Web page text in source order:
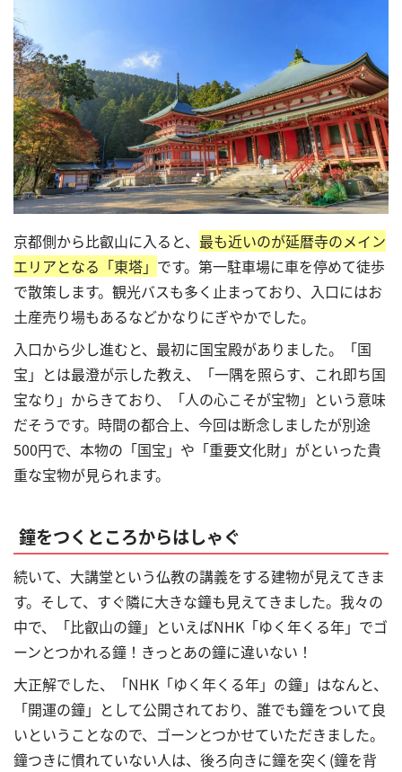
京都側から比叡山に入ると、 最も近いのが延暦寺のメイン
エリアとなる「東塔」 です。第一駐車場に車を停めて徒歩
で散策します。観光バスも多く止まっており、入口にはお
土産売り場もあるなどかなりにぎやかでした。
入口から少し進むと、最初に国宝殿がありました。「国
宝」とは最澄が示した教え、「一隅を照らす、これ即ち国
宝なり」からきており、「人の心こそが宝物」という意味
だそうです。時間の都合上、今回は断念しましたが別途
500円で、本物の「国宝」や「重要文化財」がといった貴
重な宝物が見られます。
鐘をつくところからはしゃぐ
続いて、大講堂という仏教の講義をする建物が見えてきま
す。そして、すぐ隣に大きな鐘も見えてきました。我々の
中で、「比叡山の鐘」といえばNHK「ゆく年くる年」でゴ
ーンとつかれる鐘！きっとあの鐘に違いない！
大正解でした、「NHK「ゆく年くる年」の鐘」はなんと、
「開運の鐘」として公開されており、誰でも鐘をついて良
いということなので、ゴーンとつかせていただきました。
鐘つきに慣れていない人は、後ろ向きに鐘を突く(鐘を背